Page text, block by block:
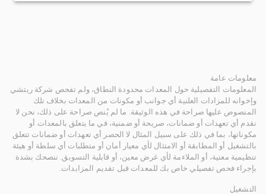
معلومات عامة
المعلومات التفصيلية حول المعدات محدودة النطاق، ولم تفحص شركة ريتشي
وإخوانه للمزادات العلنية أي جوانب أو مكونات من المعدات بخلاف تلك
المنصوص عليها صراحة في هذه الوثيقة. ما لم يُنص صراحة على ذلك، نحن لا
نقدم أي تعهدات أو ضمانات، صريحة أو ضمنية، في ما يتعلق بالمعدات أو
مكوناتها، بما في ذلك على سبيل المثال لا الحصر أي تعهدات أو ضمانات تتعلق
بالتشغيل أو المطابقة أو الامتثال لأي معيار أمان أو متطلبات أي سلطة أو هيئة
تنظيمية معنية، أو الملاءمة لأي غرض معين، أو قابلية التسويق. ننصحك بشدة
بإجراء فحص تفصيلي خاص بك للمعدات قبل تقديم المزايدات.
التشغيل